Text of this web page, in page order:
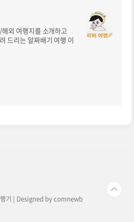
외 여행지를 소개하고
드리는 알짜배기 여행 이
기 | Designed bycomnewb